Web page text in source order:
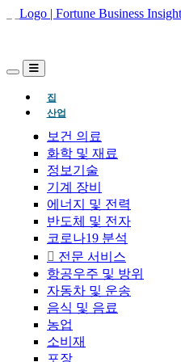
집(현재의)
산업
보건 의료
화학 및 재료
정보기술
기계 장비
에너지 및 전력
반도체 및 전자
코로나19 분석
전문 서비스
항공우주 및 방위
자동차 및 운송
음식 및 음료
농업
소비재
포장